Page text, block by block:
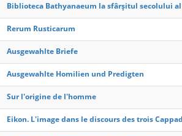
Biblioteca Bathyanaeum la sfârşitul secolului
Rerum Rusticarum
Ausgewahlte Briefe
Ausgewahlte Homilien und Predigten
Sur l'origine de l'homme
Eikon. L'image dans le discours des trois